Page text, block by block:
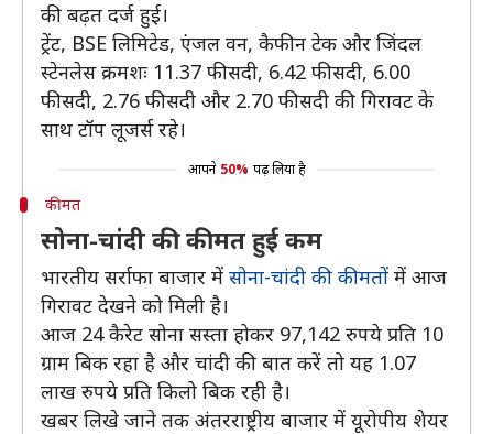
की बढ़त दर्ज हुई।
ट्रेंट, BSE लिमिटेड, एंजल वन, कैफीन टेक और जिंदल
स्टेनलेस क्रमशः 11.37 फीसदी, 6.42 फीसदी, 6.00
फीसदी, 2.76 फीसदी और 2.70 फीसदी की गिरावट के
साथ टॉप लूजर्स रहे।
आपने 50% पढ़ लिया है
कीमत
सोना-चांदी की कीमत हुई कम
भारतीय सर्राफा बाजार में सोना-चांदी की कीमतों में आज
गिरावट देखने को मिली है।
आज 24 कैरेट सोना सस्ता होकर 97,142 रुपये प्रति 10
ग्राम बिक रहा है और चांदी की बात करें तो यह 1.07
लाख रुपये प्रति किलो बिक रही है।
खबर लिखे जाने तक अंतरराष्ट्रीय बाजार में यूरोपीय शेयर